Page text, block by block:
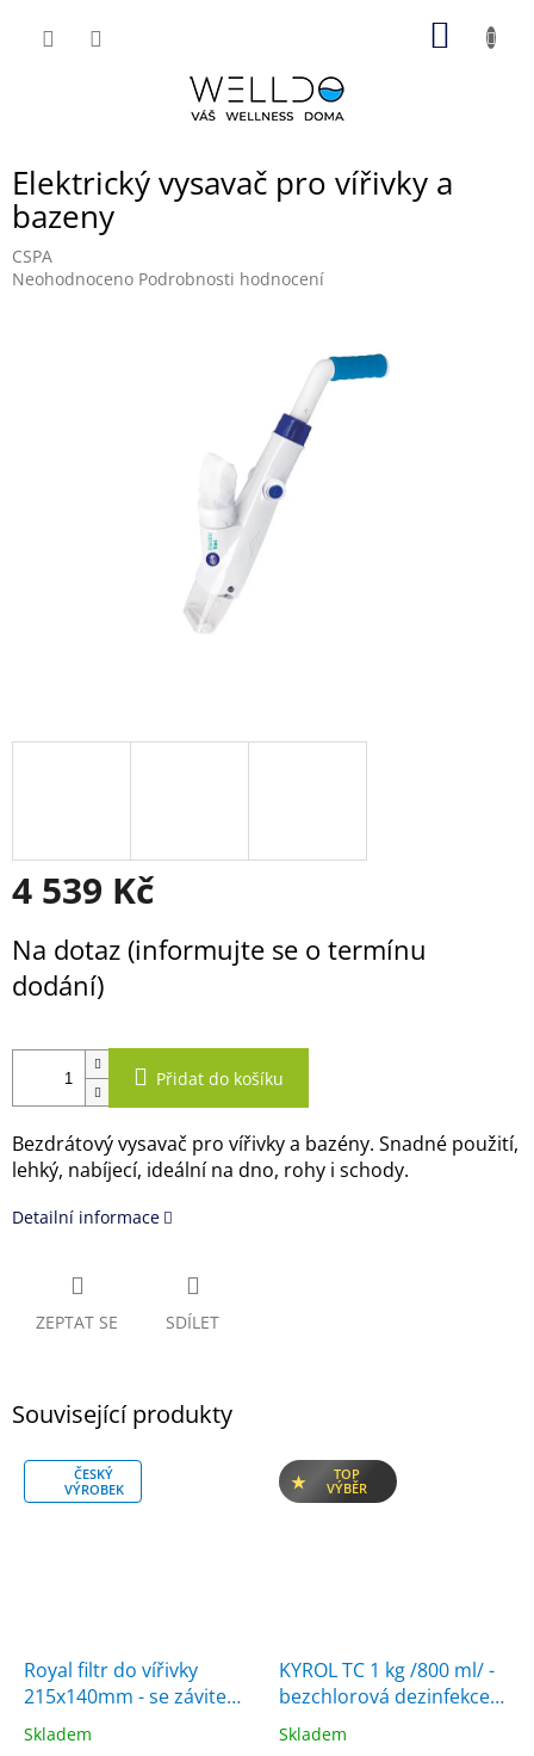
Elektrický vysavač pro vířivky a
bazeny
CSPA
Průměrné
Neohodnoceno Podrobnosti hodnocení
4 539 Kč
cena:
Na dotaz (informujte se o termínu
dodání)
Přidat do košíku
Bezdrátový vysavač pro vířivky a bazény. Snadné použití,
lehký, nabíjecí, ideální na dno, rohy i schody.
Detailní informace
ZEPTAT SE SDÍLET
Související produkty
ČESKÝ
VÝROBEK
Royal filtr do vířivky
215x140mm - se závitem,
náhrada za filtr SC714
Průměrné
Skladem
TOP
VÝBĚR
KYROL TC 1 kg /800 ml/ -
bezchlorová dezinfekce
vody
Průměrné
Skladem